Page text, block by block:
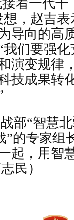
着一代
，赵吉
导向的高
们要强
演变规律
技成果转
部“智慧
”的专家
起，用智
民）